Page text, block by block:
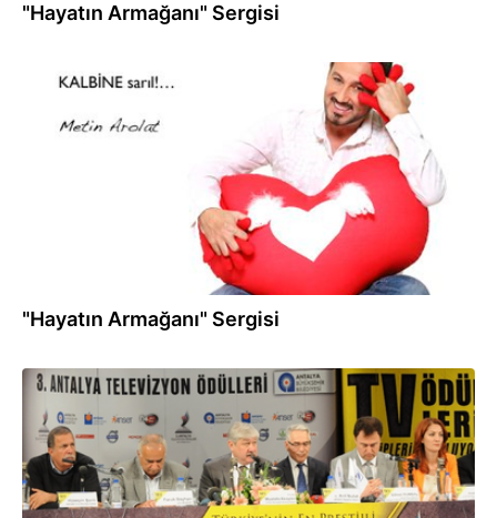
"Hayatın Armağanı" Sergisi
03.07.2012
"Hayatın Armağanı" Sergisi
19.04.2012